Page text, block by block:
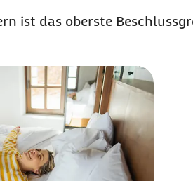
ist das oberste